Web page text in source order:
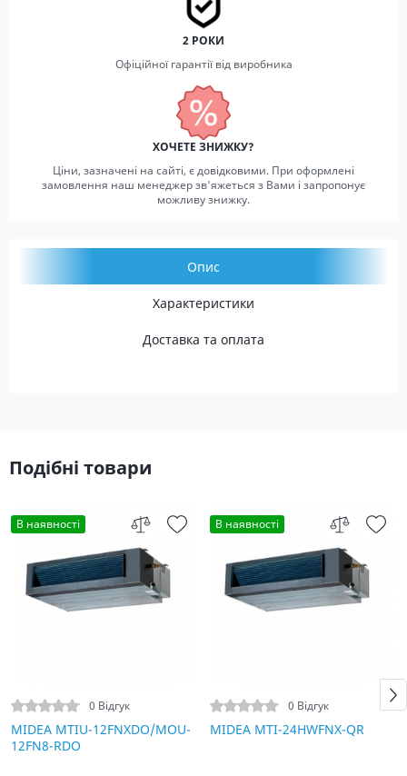
2 РОКИ
Офіційної гарантії від виробника
ХОЧЕТЕ ЗНИЖКУ?
Ціни, зазначені на сайті, є довідковими. При оформлені
замовлення наш менеджер зв'яжеться з Вами і запропонує
можливу знижку.
Опис
Характеристики
Доставка та оплата
Подібні товари
В наявності
0 Відгук
MIDEA MTIU-12FNXDO/MOU-
12FN8-RDO
В наявності
0 Відгук
MIDEA MTI-24HWFNX-QR